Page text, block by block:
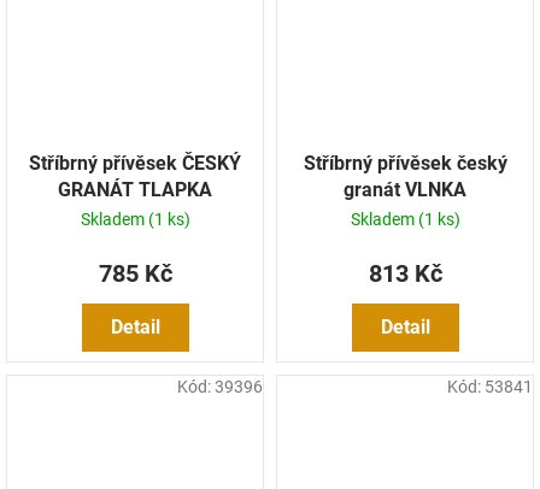
Stříbrný přívěsek ČESKÝ
GRANÁT TLAPKA
Skladem (1 ks)
785 Kč
Detail
Stříbrný přívěsek český
granát VLNKA
Skladem (1 ks)
813 Kč
Detail
Kód:39396 Kód: 53841